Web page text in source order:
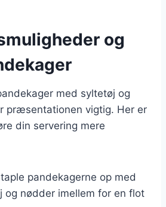
og
med syltetøj og
præsentationen vigtig. Her er
din servering mere
pandekagerne op med
og nødder imellem for en flot